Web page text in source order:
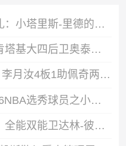
2026年NBA选秀新星巡礼：小塔里斯-里德的赛场成长轨迹全解析
2026年NBA选秀球员：肯塔基大四后卫奥泰加-奥韦的即战力价值解析
王牌不敌飞翼吞下败局，李月汝4板1助佩奇两双数据带队轻松取胜
退选一年蜕变归来！2026NBA选秀球员之小拉巴伦-菲隆实力解析
2026NBA选秀球员巡礼：全能双能卫达林-彼得森能成为下一个科比吗